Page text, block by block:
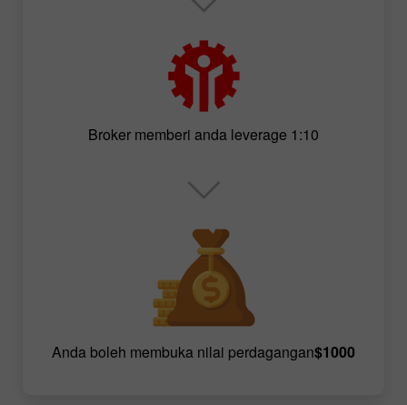
Broker memberi anda leverage 1:10
Anda boleh membuka nilai perdagangan$1000